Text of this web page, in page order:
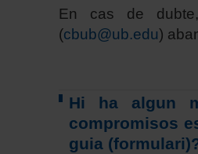
En cas de
(cbub@ub.edu)
Hi ha algun
compromisos
guia